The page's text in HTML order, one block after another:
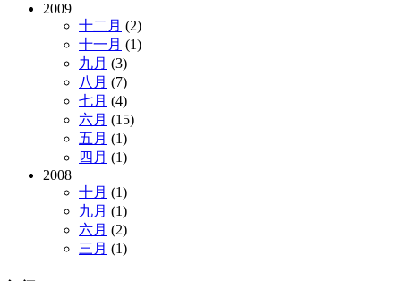
2009
十二月 (2)
十一月 (1)
九月 (3)
八月 (7)
七月 (4)
六月 (15)
五月 (1)
四月 (1)
2008
十月 (1)
九月 (1)
六月 (2)
三月 (1)